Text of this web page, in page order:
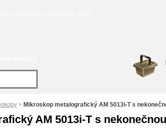
> Mikroskop metalografický AM 5013i-T s
AM 5013i-T s